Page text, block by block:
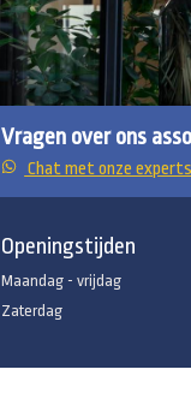
Vragen over ons
Chat met onze experts
Openingstijden
Maandag - vrijdag
Zaterdag